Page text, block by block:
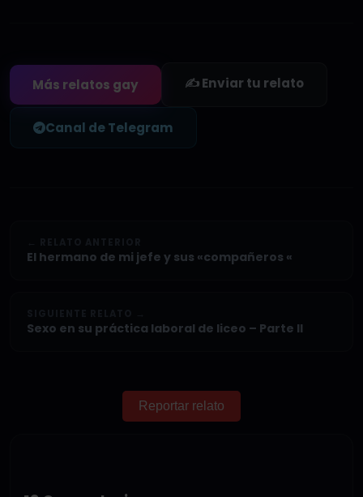
Más relatos gay ✍️ Enviar tu relato
Canal de Telegram
El hermano de mi jefe y sus «compañeros «
Sexo en su práctica laboral de liceo – Parte II
Reportar relato